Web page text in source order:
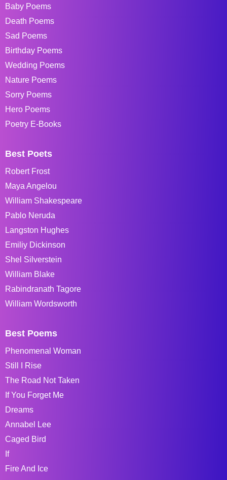
Baby Poems
Death Poems
Sad Poems
Birthday Poems
Wedding Poems
Nature Poems
Sorry Poems
Hero Poems
Poetry E-Books
Best Poets
Robert Frost
Maya Angelou
William Shakespeare
Pablo Neruda
Langston Hughes
Emiliy Dickinson
Shel Silverstein
William Blake
Rabindranath Tagore
William Wordsworth
Best Poems
Phenomenal Woman
Still I Rise
The Road Not Taken
If You Forget Me
Dreams
Annabel Lee
Caged Bird
If
Fire And Ice